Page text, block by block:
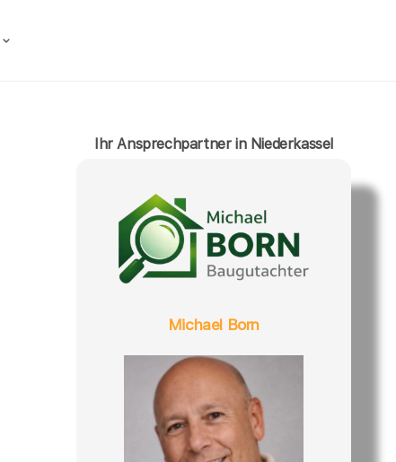
Ihr Ansprechpartner in Niederkassel
Michael Born